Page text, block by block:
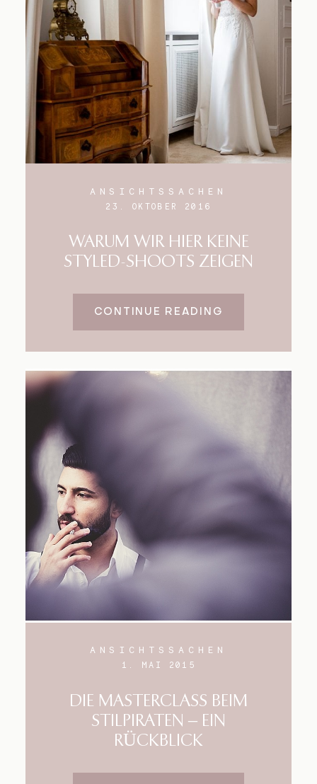
ANSICHTSSACHEN
23. OKTOBER 2016
WARUM WIR HIER KEINE
STYLED-SHOOTS ZEIGEN
CONTINUE READING
ANSICHTSSACHEN
1. MAI 2015
DIE MASTERCLASS BEIM
STILPIRATEN – EIN
RÜCKBLICK
Blog
Impressum